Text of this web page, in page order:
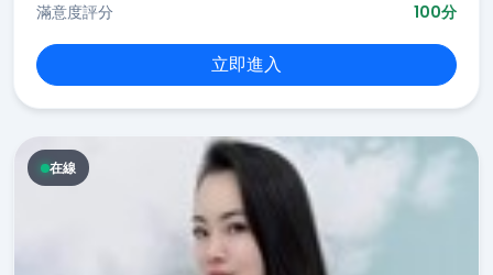
滿意度評分
100分
立即進入
在線